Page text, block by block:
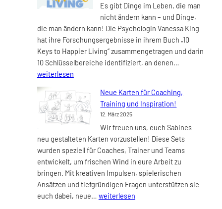
durch’s
s’Fachl
Frankfurt!
Ab
12:00
Uhr
Sabine
live
deine
Lösungskarte.
Es gibt Dinge im Leben, die man
nicht ändern kann – und Dinge,
die man ändern kann! Die Psychologin Vanessa King
hat ihre Forschungsergebnisse in ihrem Buch „10
Keys to Happier Living“ zusammengetragen und darin
10 Schlüsselbereiche identifiziert, an denen…
„10
Leben“
ab
dem
06.
Mai
weiterlesen
Neue Karten für Coaching,
Training und Inspiration!
12. März 2025
Wir freuen uns, euch Sabines
neu gestalteten Karten vorzustellen! Diese Sets
wurden speziell für Coaches, Trainer und Teams
entwickelt, um frischen Wind in eure Arbeit zu
bringen. Mit kreativen Impulsen, spielerischen
Ansätzen und tiefgründigen Fragen unterstützen sie
euch dabei, neue… Neue
weiterlesen